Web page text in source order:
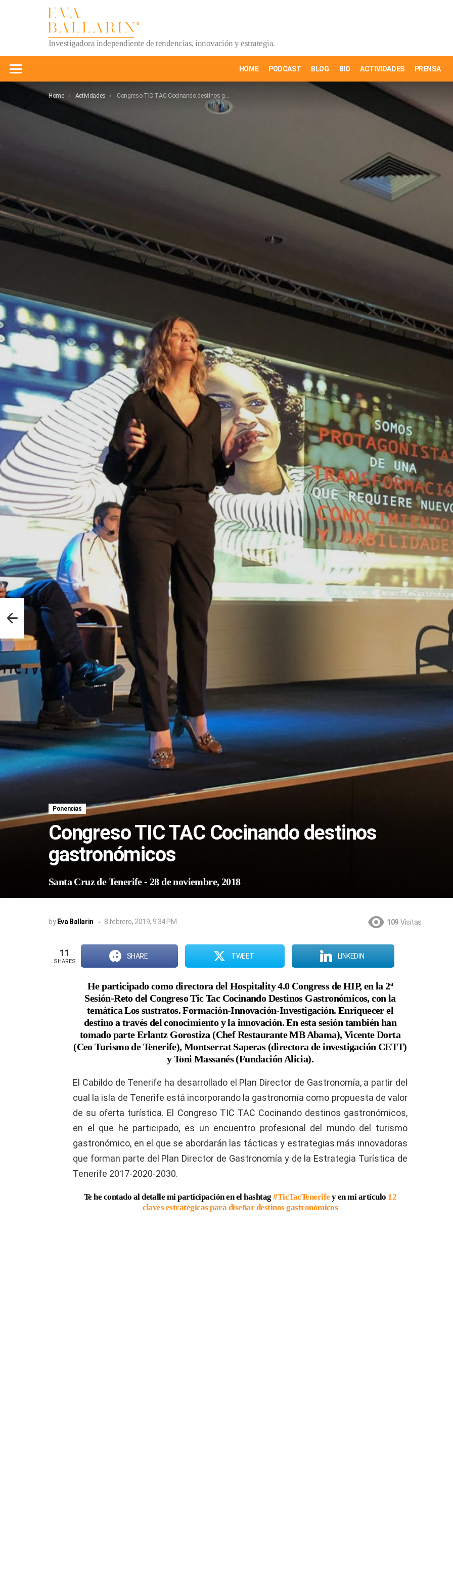
Investigadora independiente de tendencias, innovación y estrategia.
HOME PODCAST BLOG BIO ACTIVIDADES PRENSA
You are here:
Home Actividades Congreso TIC TAC Cocinando destinos gastronómicos
Ponencias
Congreso TIC TAC Cocinando destinos
gastronómicos
Santa Cruz de Tenerife-28 de noviembre, 2018
by Eva Ballarin 8 febrero, 2019, 9:34 PM 109 Visitas
11
SHARES
SHARE TWEET LINKEDIN
He participado como directora del Hospitality 4.0 Congress de HIP, en la2ª
Sesión-Reto del Congreso Tic Tac Cocinando Destinos Gastronómicos, con la
temática Los sustratos. Formación-Innovación-Investigación. Enriquecer el
destino a través del conocimiento y la innovación. En esta sesión también han
tomado parte Erlantz Gorostiza (Chef Restaurante MB Abama), Vicente Dorta
(Ceo Turismo de Tenerife), Montserrat Saperas (directora de investigación CETT)
y Toni Massanés (Fundación Alicia).
El Cabildo de Tenerife ha desarrollado el Plan Director de Gastronomía, a partir del
cual la isla de Tenerife está incorporando la gastronomía como propuesta de valor
de su oferta turística. El Congreso TIC TAC Cocinando destinos gastronómicos,
en el que he participado, es un encuentro profesional del mundo del turismo
gastronómico, en el que se abordarán las tácticas y estrategias más innovadoras
que forman parte del Plan Director de Gastronomía y de la Estrategia Turística de
Tenerife 2017-2020-2030.
Te he contado al detalle mi participación en el hashtag#TicTacTenerife y en mi artículo 12
claves estratégicas para diseñar destinos gastronómicos